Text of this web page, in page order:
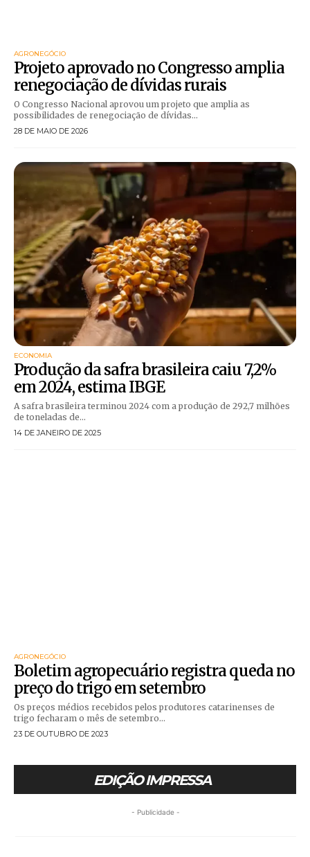
AGRONEGÓCIO
Projeto aprovado no Congresso amplia
renegociação de dívidas rurais
O Congresso Nacional aprovou um projeto que amplia as
possibilidades de renegociação de dívidas...
28 DE MAIO DE 2026
ECONOMIA
Produção da safra brasileira caiu 7,2%
em 2024, estima IBGE
A safra brasileira terminou 2024 com a produção de 292,7 milhões
de toneladas de...
14 DE JANEIRO DE 2025
AGRONEGÓCIO
Boletim agropecuário registra queda no
preço do trigo em setembro
Os preços médios recebidos pelos produtores catarinenses de
trigo fecharam o mês de setembro...
23 DE OUTUBRO DE 2023
EDIÇÃO IMPRESSA
- Publicidade -